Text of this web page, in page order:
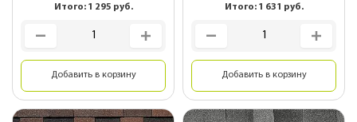
Итого: 1 295 руб.
Добавить в корзину
Итого: 1 631 руб.
Добавить в корзину